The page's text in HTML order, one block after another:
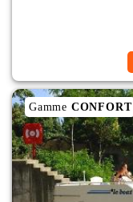
Gamme CONFORT